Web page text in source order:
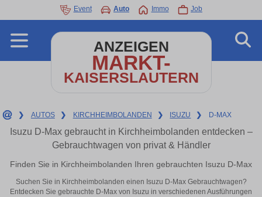
Event Auto Immo Job
ANZEIGEN
MARKT-
KAISERSLAUTERN
❯ AUTOS ❯ KIRCHHEIMBOLANDEN ❯ ISUZU ❯ D-MAX
Isuzu D-Max gebraucht in Kirchheimbolanden entdecken –
Gebrauchtwagen von privat & Händler
Finden Sie in Kirchheimbolanden Ihren gebrauchten Isuzu D-Max
Suchen Sie in Kirchheimbolanden einen Isuzu D-Max Gebrauchtwagen?
Entdecken Sie gebrauchte D-Max von Isuzu in verschiedenen Ausführungen